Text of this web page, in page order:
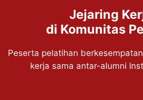
Jejaring
di Komunitas
Peserta pelatihan
kerja sama antar-alumni